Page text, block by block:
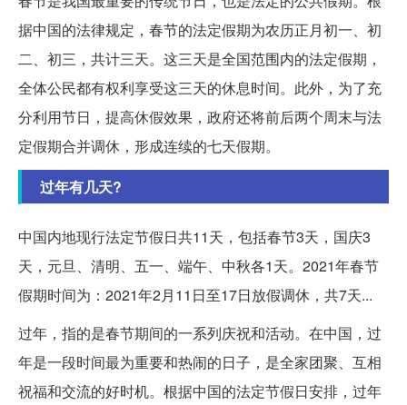
据中国的法律规定，春节的法定假期为农历正月初一、初
二、初三，共计三天。这三天是全国范围内的法定假期，
全体公民都有权利享受这三天的休息时间。此外，为了充
分利用节日，提高休假效果，政府还将前后两个周末与法
定假期合并调休，形成连续的七天假期。
过年有几天?
中国内地现行法定节假日共11天，包括春节3天，国庆3
天，元旦、清明、五一、端午、中秋各1天。2021年春节
假期时间为：2021年2月11日至17日放假调休，共7天...
过年，指的是春节期间的一系列庆祝和活动。在中国，过
年是一段时间最为重要和热闹的日子，是全家团聚、互相
祝福和交流的好时机。根据中国的法定节假日安排，过年